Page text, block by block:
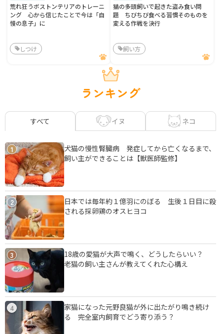
荒れ狂うボストンテリアのトレーニ
ング 心から信じたことで今は「自
慢の息子」に
しつけ
猫の多頭飼いで起きた盗み食い問
題 ちびちび食べる習慣そのものを
変える作戦を決行
飼い方
ランキング
すべて イヌ ネコ
1
犬猫の慢性腎臓病 発症してから亡くなるまで、
飼い主ができることは【獣医師監修】
2
日本では毎年約１億羽にのぼる 生後１日目に殺
される採卵鶏のオスヒヨコ
3
18歳の愛猫が大声で鳴く、どうしたらいい？
老猫の飼い主さんが教えてくれた心構え
4
家猫になった元野良猫が外に出たがり鳴き続け
る 完全室内飼育でどう寄り添う？